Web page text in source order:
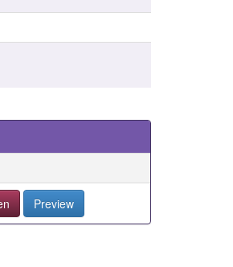
Preview